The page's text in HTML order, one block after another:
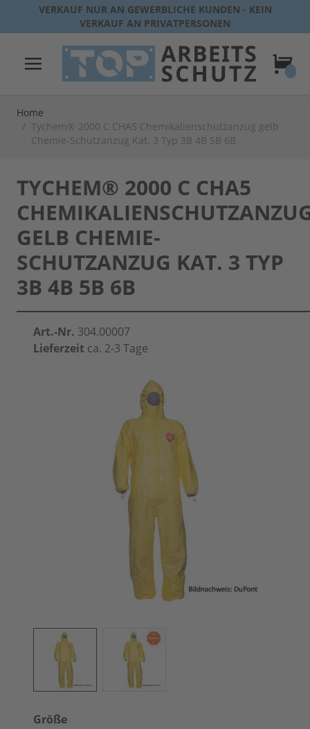
Direkt zum Inhalt
VERKAUF NUR AN GEWERBLICHE KUNDEN - KEIN
VERKAUF AN PRIVATPERSONEN
Home
/ Tychem® 2000 C CHA5 Chemikalienschutzanzug gelb
Chemie-Schutzanzug Kat. 3 Typ 3B 4B 5B 6B
TYCHEM® 2000 C CHA5
GELB CHEMIE-
SCHUTZANZUG KAT. 3 TYP
3B 4B 5B 6B
Art.-Nr. 304.00007
Lieferzeit ca. 2-3 Tage
Größe